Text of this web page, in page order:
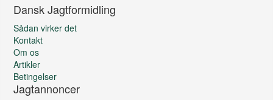
Dansk Jagtformidling
Sådan virker det
Kontakt
Om os
Artikler
Betingelser
Jagtannoncer